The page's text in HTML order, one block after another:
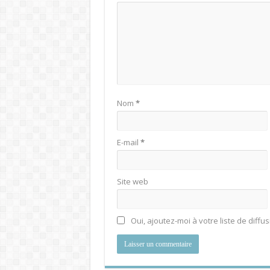
Nom *
E-mail *
Site web
Oui, ajoutez-moi à votre liste de